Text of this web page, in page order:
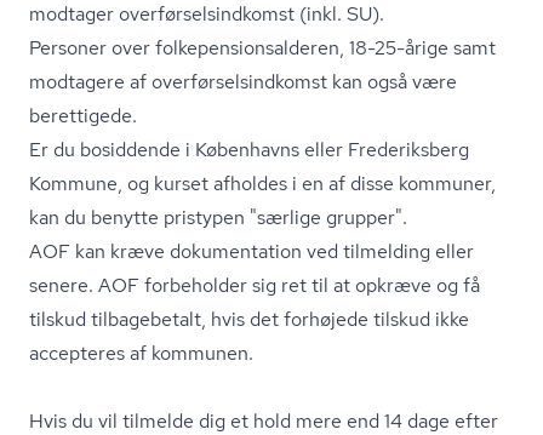
modtager over­før­sels­ind­komst (inkl. SU).
Personer over fol­ke­pen­sions­al­de­ren, 18-25-årige samt
modtagere af over­før­sels­ind­komst kan også være
berettigede.
Er du bosiddende i Københavns eller Frederiksberg
Kommune, og kurset afholdes i en af disse kommuner,
kan du benytte pristypen "særlige grupper".
AOF kan kræve dokumentation ved tilmelding eller
senere. AOF forbeholder sig ret til at opkræve og få
tilskud tilbagebetalt, hvis det forhøjede tilskud ikke
accepteres af kommunen.
Hvis du vil tilmelde dig et hold mere end 14 dage efter